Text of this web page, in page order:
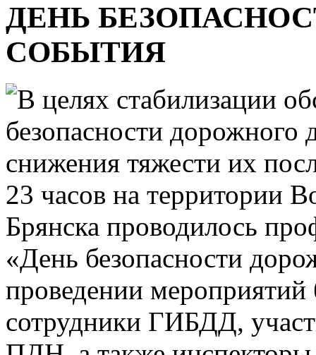
ДЕНЬ
СОБЫТИЯ
В целях стабилизации
безопасности
снижения тяжести их
23 часов на территории
Брянска проводилось
«День безопасности
проведении мероприятий
сотрудники ГИБДД,